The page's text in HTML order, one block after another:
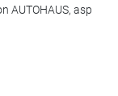
AUTOHAUS, asp